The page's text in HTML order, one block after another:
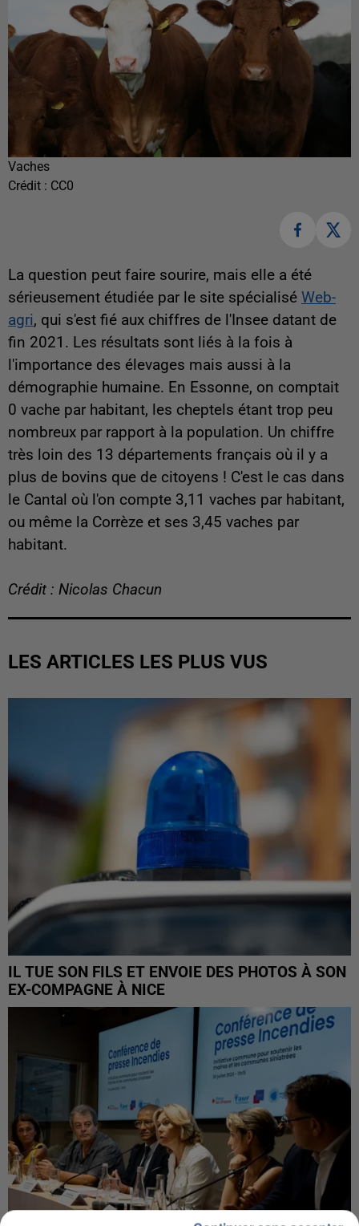
Vaches
Crédit : CC0
La question peut faire sourire, mais elle a été
sérieusement étudiée par le site spécialisé Web-
agri, qui s'est fié aux chiffres de l'Insee datant de
fin 2021. Les résultats sont liés à la fois à
l'importance des élevages mais aussi à la
démographie humaine. En Essonne, on comptait
0 vache par habitant, les cheptels étant trop peu
nombreux par rapport à la population. Un chiffre
très loin des 13 départements français où il y a
plus de bovins que de citoyens ! C'est le cas dans
le Cantal où l'on compte 3,11 vaches par habitant,
ou même la Corrèze et ses 3,45 vaches par
habitant.
Crédit : Nicolas Chacun
LES ARTICLES LES PLUS VUS
IL TUE SON FILS ET ENVOIE DES PHOTOS À SON
EX-COMPAGNE À NICE